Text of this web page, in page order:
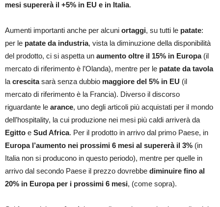
mesi supererà il +5% in EU e in Italia.
Aumenti importanti anche per alcuni ortaggi, su tutti le patate:
per le patate da industria, vista la diminuzione della disponibilità
del prodotto, ci si aspetta un aumento oltre il 15% in Europa(il
mercato di riferimento è l’Olanda), mentre per le patate da tavola
la crescitasarà senza dubbio maggiore del 5% in EU (il
mercato di riferimento è la Francia). Diverso il discorso
riguardante le arance, uno degli articoli più acquistati per il mondo
dell’hospitality, la cui produzione nei mesi più caldi arriverà da
Egitto e Sud Africa. Per il prodotto in arrivo dal primo Paese, in
Europa l’aumento nei prossimi 6 mesi al supererà il 3% (in
Italia non si producono in questo periodo), mentre per quelle in
arrivo dal secondo Paese il prezzo dovrebbe diminuire fino al
20% in Europa per i prossimi 6 mesi, (come sopra).